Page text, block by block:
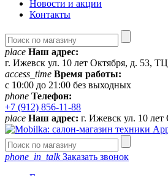
Новости и акции
Контакты
place Наш адрес:
г. Ижевск ул. 10 лет Октября, д. 53,
access_time Время работы:
с 10:00 до 21:00 без выходных
phone Телефон:
+7 (912) 856-11-88
place Наш адрес: г. Ижевск ул. 10
phone_in_talkЗаказать звонок